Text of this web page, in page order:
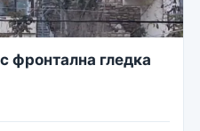
фронтална гледка